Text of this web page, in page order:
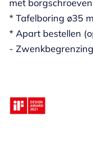
met borgschroeven
* Tafelboring ø35
* Apart bestellen
-